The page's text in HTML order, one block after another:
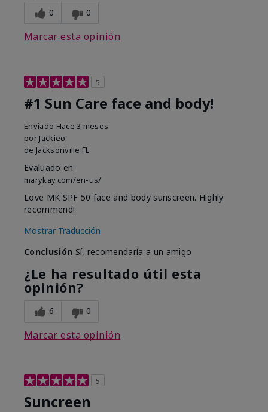
0 0
Marcar esta opinión
5
#1 Sun Care face and body!
Enviado Hace 3 meses
por Jackieo
de Jacksonville FL
Evaluado en
marykay.com/en-us/
Love MK SPF 50 face and body sunscreen. Highly
recommend!
Mostrar Traducción
Conclusión Sí, recomendaría a un amigo
¿Le ha resultado útil esta
opinión?
6 0
Marcar esta opinión
5
Suncreen